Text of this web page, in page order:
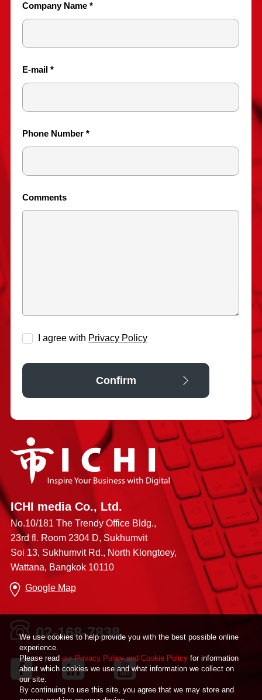
ICHI media Co., Ltd.
No.10/181 The Trendy Office Bldg.,
23rd fl. Room 2304 D, Sukhumvit
Soi 13, Sukhumvit Rd., North Klongtoey,
Wattana, Bangkok 10110
Google Map
02-168-7838
We use cookies to help provide you with the best possible online
experience.
Please readour Privacy Policy and Cookie Policy for information
about which cookies we use and what information we collect on
our site.
By continuing to use this site, you agree that we may store and